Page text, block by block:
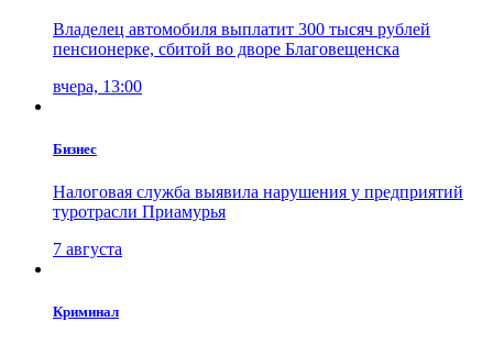
Владелец автомобиля выплатит 300 тысяч рублей
пенсионерке, сбитой во дворе Благовещенска
вчера, 13:00
Бизнес
Налоговая служба выявила нарушения у предприятий
туротрасли Приамурья
7 августа
Криминал